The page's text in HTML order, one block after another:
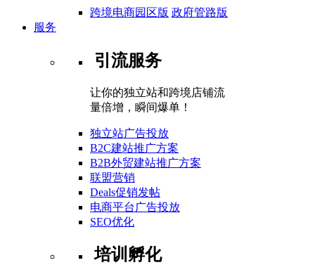
跨境电商园区版 政府管路版
服务
引流服务
让你的独立站和跨境店铺流
量倍增，瞬间爆单！
独立站广告投放
B2C建站推广方案
B2B外贸建站推广方案
联盟营销
Deals促销发帖
电商平台广告投放
SEO优化
培训孵化